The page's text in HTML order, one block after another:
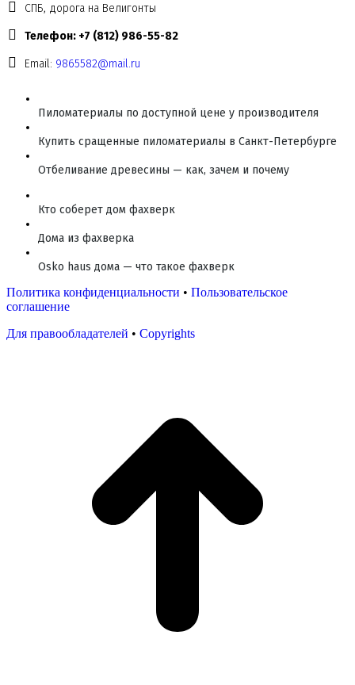
СПБ, дорога на Велигонты
Телефон: +7 (812) 986-55-82
Email: 9865582@mail.ru
Пиломатериалы по доступной цене у производителя
Купить сращенные пиломатериалы в Санкт-Петербурге
Отбеливание древесины — как, зачем и почему
Кто соберет дом фахверк
Дома из фахверка
Osko haus дома — что такое фахверк
Политика конфиденциальности • Пользовательское
соглашение
Для правообладателей • Copyrights